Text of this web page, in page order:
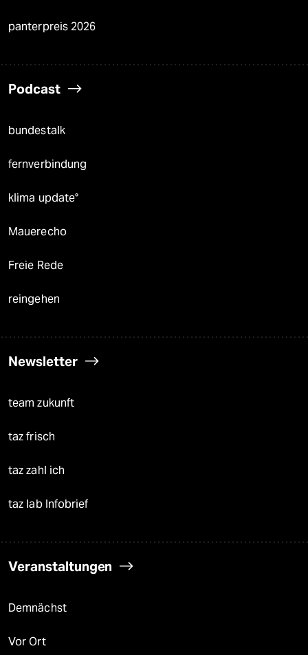
panterpreis 2026
Podcast
bundestalk
fernverbindung
klima update°
Mauerecho
Freie Rede
reingehen
Newsletter
team zukunft
taz frisch
taz zahl ich
taz lab Infobrief
Veranstaltungen
Demnächst
Vor Ort